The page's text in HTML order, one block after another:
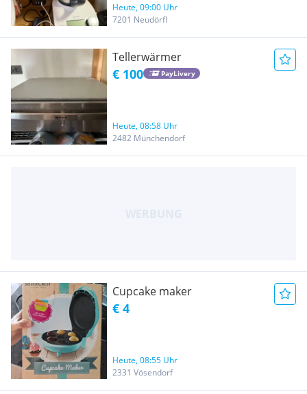
Heute, 09:00 Uhr
7201 Neudörfl
Tellerwärmer
€ 100 PayLivery
Heute, 08:58 Uhr
2482 Münchendorf
Cupcake maker
€ 4
Heute, 08:55 Uhr
2331 Vösendorf